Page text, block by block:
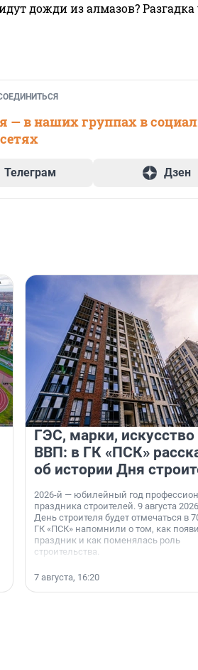
дожди из алмазов?
— в наших группах в
сетях
Телеграм Дзен
ГЭС, марки, искусство
ВВП: в ГК «ПСК»
об истории Дня
2026-й — юбилейный год
праздника строителей. 9 августа
День строителя будет отмечаться в
ГК «ПСК» напомнили о том, как
праздник и как поменялась роль
строительства.
7 августа, 16:20